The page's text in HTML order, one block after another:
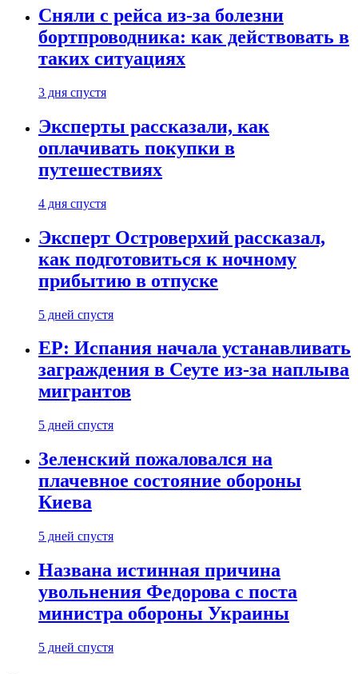
Сняли с рейса из-за болезни
бортпроводника: как действовать в
таких ситуациях
3 дня спустя
Эксперты рассказали, как
оплачивать покупки в
путешествиях
4 дня спустя
Эксперт Островерхий рассказал,
как подготовиться к ночному
прибытию в отпуске
5 дней спустя
EP: Испания начала устанавливать
заграждения в Сеуте из-за наплыва
мигрантов
5 дней спустя
Зеленский пожаловался на
плачевное состояние обороны
Киева
5 дней спустя
Названа истинная причина
увольнения Федорова с поста
министра обороны Украины
5 дней спустя